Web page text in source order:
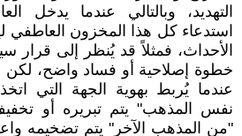
التهديد، وبالتالي عندما يدخل
استدعاء كل هذا المخزون العاطفي
الأحداث، فمثلاً قد يُنظر إلى قرار
خطوة إصلاحية أو فساد واضح، لكن
عندما يُربط بهوية الجهة التي
نفس المذهب" يتم تبريره أو
"من المذهب الآخر" يتم تضخيمه